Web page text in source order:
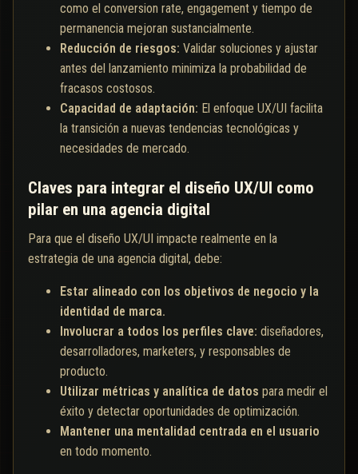
como el conversion rate, engagement y tiempo de
permanencia mejoran sustancialmente.
Reducción de riesgos: Validar soluciones y ajustar
antes del lanzamiento minimiza la probabilidad de
fracasos costosos.
Capacidad de adaptación: El enfoque UX/UI facilita
la transición a nuevas tendencias tecnológicas y
necesidades de mercado.
Claves para integrar el diseño UX/UI como
pilar en una agencia digital
Para que el diseño UX/UI impacte realmente en la
estrategia de una agencia digital, debe:
Estar alineado con los objetivos de negocio y la
identidad de marca.
Involucrar a todos los perfiles clave: diseñadores,
desarrolladores, marketers, y responsables de
producto.
Utilizar métricas y analítica de datos para medir el
éxito y detectar oportunidades de optimización.
Mantener una mentalidad centrada en el usuario
en todo momento.